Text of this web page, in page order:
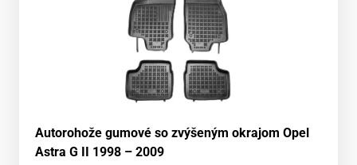
Autorohože gumové so zvýšeným okrajom Opel
Astra G II 1998 – 2009